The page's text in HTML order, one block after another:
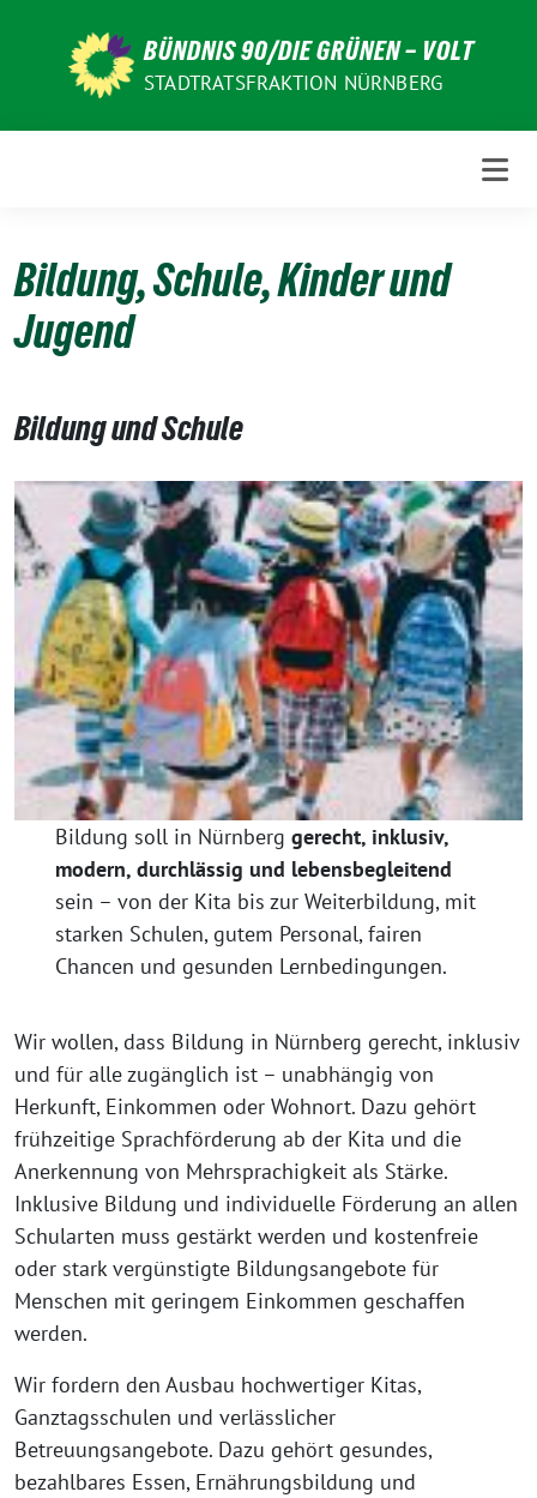
BÜNDNIS 90/DIE GRÜNEN – VOLT
STADTRATSFRAKTION NÜRNBERG
Bildung, Schule, Kinder und
Jugend
Bildung und Schule
Bildung soll in Nürnberg gerecht, inklusiv,
modern, durchlässig und lebensbegleitend
sein – von der Kita bis zur Weiterbildung, mit
starken Schulen, gutem Personal, fairen
Chancen und gesunden Lernbedingungen.
Wir wollen, dass Bildung in Nürnberg gerecht, inklusiv
und für alle zugänglich ist – unabhängig von
Herkunft, Einkommen oder Wohnort. Dazu gehört
frühzeitige Sprachförderung ab der Kita und die
Anerkennung von Mehrsprachigkeit als Stärke.
Inklusive Bildung und individuelle Förderung an allen
Schularten muss gestärkt werden und kostenfreie
oder stark vergünstigte Bildungsangebote für
Menschen mit geringem Einkommen geschaffen
werden.
Wir fordern den Ausbau hochwertiger Kitas,
Ganztagsschulen und verlässlicher
Betreuungsangebote. Dazu gehört gesundes,
bezahlbares Essen, Ernährungsbildung und